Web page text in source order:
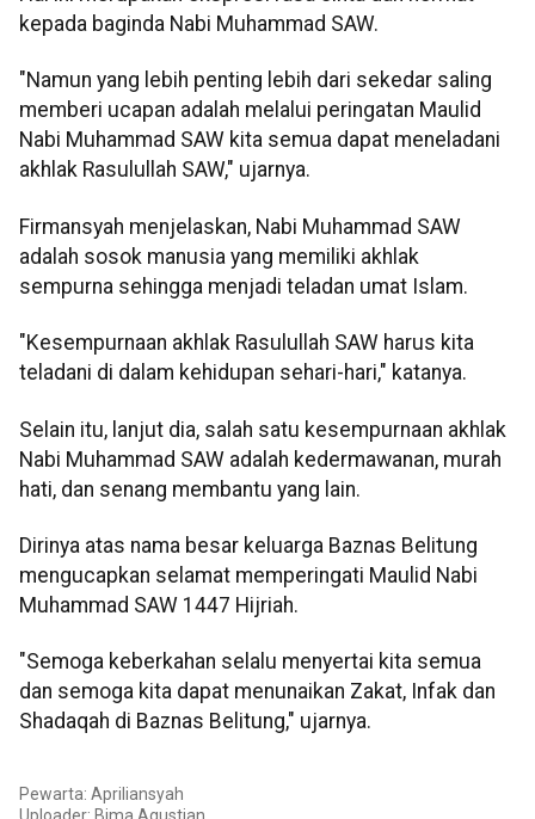
kepada baginda Nabi Muhammad SAW.
‎"Namun yang lebih penting lebih dari sekedar saling
memberi ucapan adalah melalui peringatan Maulid
Nabi Muhammad SAW kita semua dapat meneladani
akhlak Rasulullah SAW," ujarnya.
‎Firmansyah menjelaskan, Nabi Muhammad SAW
adalah sosok manusia yang memiliki akhlak
sempurna sehingga menjadi teladan umat Islam.
‎"Kesempurnaan akhlak Rasulullah SAW harus kita
teladani di dalam kehidupan sehari-hari," katanya.
Selain itu, lanjut dia, salah satu kesempurnaan akhlak
Nabi Muhammad SAW adalah kedermawanan, murah
hati, dan senang membantu yang lain.
‎Dirinya atas nama besar keluarga Baznas Belitung
mengucapkan selamat memperingati Maulid Nabi
Muhammad SAW 1447 Hijriah.
‎"Semoga keberkahan selalu menyertai kita semua
dan semoga kita dapat menunaikan Zakat, Infak dan
Shadaqah di Baznas Belitung," ujarnya.
Pewarta: Apriliansyah